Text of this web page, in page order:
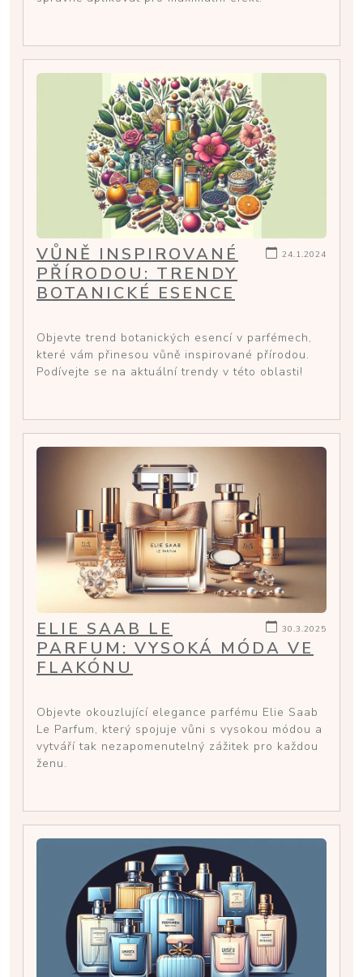
24.1.2024
VŮNĚ INSPIROVANÉ
PŘÍRODOU: TRENDY
BOTANICKÉ ESENCE
Objevte trend botanických esencí v parfémech,
které vám přinesou vůně inspirované přírodou.
Podívejte se na aktuální trendy v této oblasti!
30.3.2025
ELIE SAAB LE
PARFUM: VYSOKÁ MÓDA VE
FLAKÓNU
Objevte okouzlující elegance parfému Elie Saab
Le Parfum, který spojuje vůni s vysokou módou a
vytváří tak nezapomenutelný zážitek pro každou
ženu.